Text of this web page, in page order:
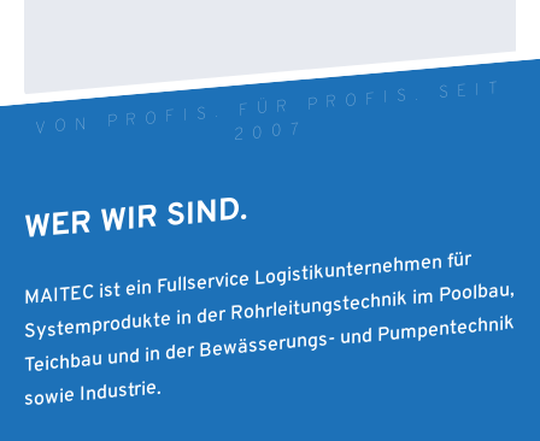
VON PROFIS. FÜR PROFIS. SEIT
2007
WER WIR SIND.
MAITEC ist ein Fullservice Logistikunternehmen für
Systemprodukte in der Rohrleitungstechnik im Poolbau,
Teichbau und in der Bewässerungs- und Pumpentechnik
sowie Industrie.